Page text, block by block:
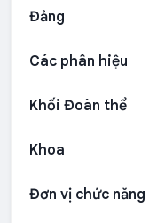
Đảng
Các phân hiệu
Khối Đoàn thể
Khoa
Đơn vị chức năng